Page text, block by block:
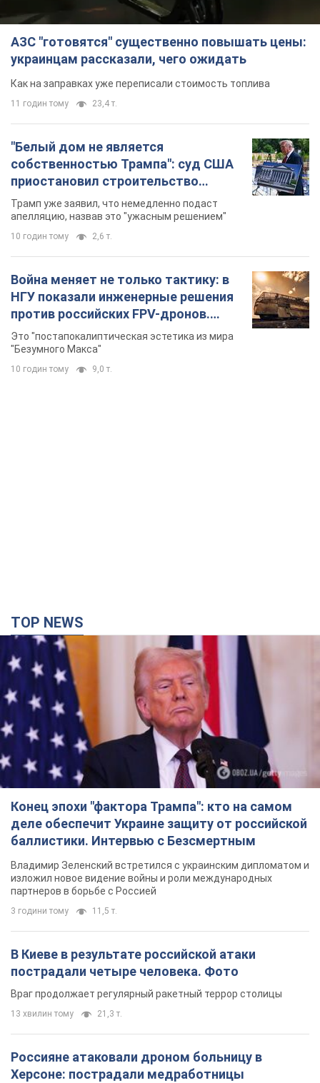
АЗС "готовятся" существенно повышать цены:
украинцам рассказали, чего ожидать
Как на заправках уже переписали стоимость топлива
11 годин тому 23,4 т.
"Белый дом не является
собственностью Трампа": суд США
приостановил строительство
бального зала стоимостью 400 млн
долларов
Трамп уже заявил, что немедленно подаст
апелляцию, назвав это "ужасным решением"
10 годин тому 2,6 т.
Война меняет не только тактику: в
НГУ показали инженерные решения
против российских FPV-дронов.
Фото
Это "постапокалиптическая эстетика из мира
"Безумного Макса"
10 годин тому 9,0 т.
TOP NEWS
Конец эпохи "фактора Трампа": кто на самом
деле обеспечит Украине защиту от российской
баллистики. Интервью с Безсмертным
Владимир Зеленский встретился с украинским дипломатом и
изложил новое видение войны и роли международных
партнеров в борьбе с Россией
3 години тому 11,5 т.
В Киеве в результате российской атаки
пострадали четыре человека. Фото
Враг продолжает регулярный ракетный террор столицы
13 хвилин тому 21,3 т.
Россияне атаковали дроном больницу в
Херсоне: пострадали медработницы